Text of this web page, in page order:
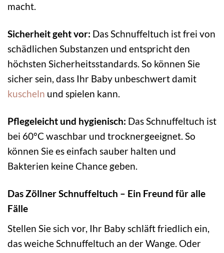
macht.
Sicherheit geht vor: Das Schnuffeltuch ist frei von
schädlichen Substanzen und entspricht den
höchsten Sicherheitsstandards. So können Sie
sicher sein, dass Ihr Baby unbeschwert damit
kuscheln und spielen kann.
Pflegeleicht und hygienisch: Das Schnuffeltuch ist
bei 60°C waschbar und trocknergeeignet. So
können Sie es einfach sauber halten und
Bakterien keine Chance geben.
Das Zöllner Schnuffeltuch – Ein Freund für alle
Fälle
Stellen Sie sich vor, Ihr Baby schläft friedlich ein,
das weiche Schnuffeltuch an der Wange. Oder